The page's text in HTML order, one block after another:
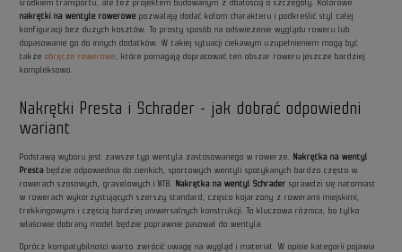
środkiem transportu, ale też projektem budowanym z dbałością o szczegóły. Kolorowe
nakrętki na wentyle rowerowe pozwalają dodać kołom charakteru i podkreślić styl całej
konfiguracji bez dużych kosztów. To prosty sposób na odświeżenie wyglądu roweru lub
dopasowanie go do innych dodatków. W takiej sytuacji ciekawym uzupełnieniem mogą być
takżeobręcze rowerowe
, które pomagają dopracować ten obszar roweru jeszcze bardziej
kompleksowo.
Nakrętki Presta i Schrader - jak dobrać odpowiedni
wariant
Podstawą wyboru jest zawsze typ wentyla zastosowanego w rowerze. Nakrętka na wentyl
Presta będzie odpowiednia do cienkich, sportowych wentyli spotykanych bardzo często w
rowerach szosowych, gravelowych i MTB. Nakrętka na wentyl Schrader sprawdzi się natomiast
w rowerach wykorzystujących szerszy standard, często kojarzony z rowerami miejskimi,
trekkingowymi i częścią bardziej uniwersalnych konstrukcji. To kluczowa różnica, bo tylko
właściwie dobrany model będzie poprawnie pasował do wentyla.
Oprócz kompatybilności warto zwrócić uwagę na wygląd i materiał. W opisie kategorii pojawia